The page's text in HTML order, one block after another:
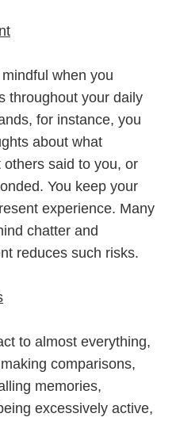
when you
throughout your daily
for instance, you
about what
said to you, or
You keep your
experience. Many
chatter and
reduces such risks.
to almost everything,
comparisons,
memories,
excessively active,